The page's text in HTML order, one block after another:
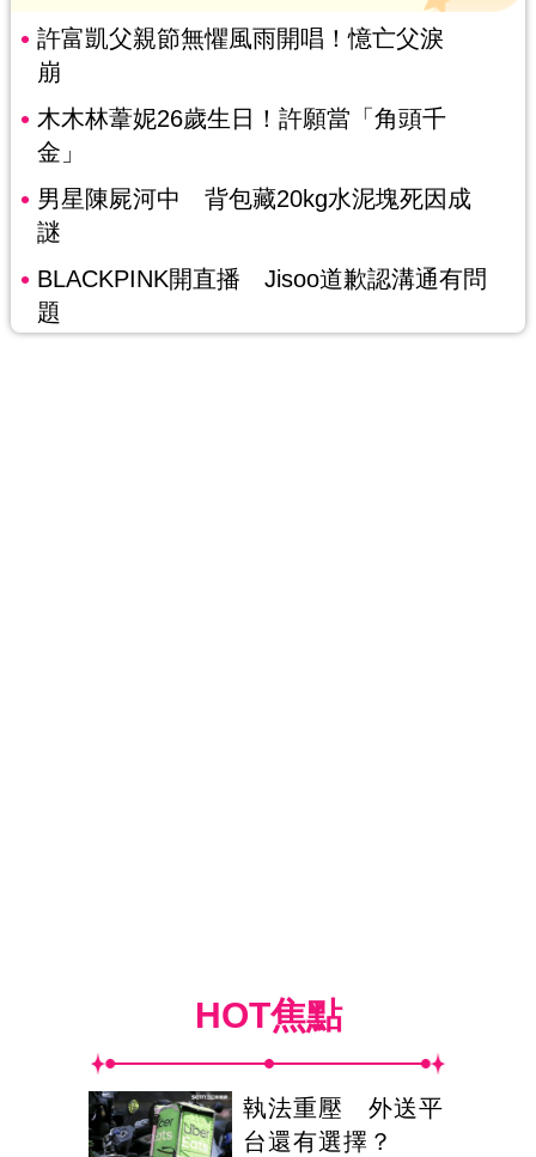
許富凱父親節無懼風雨開唱！憶亡父淚
崩
木木林葦妮26歲生日！許願當「角頭千
金」
男星陳屍河中 背包藏20kg水泥塊死因成
謎
BLACKPINK開直播 Jisoo道歉認溝通有問
題
HOT焦點
執法重壓 外送平
台還有選擇？